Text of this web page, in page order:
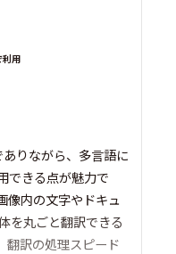
利用
りながら、多言語に
できる点が魅力で
像内の文字やドキュ
を丸ごと翻訳できる
翻訳の処理スピード